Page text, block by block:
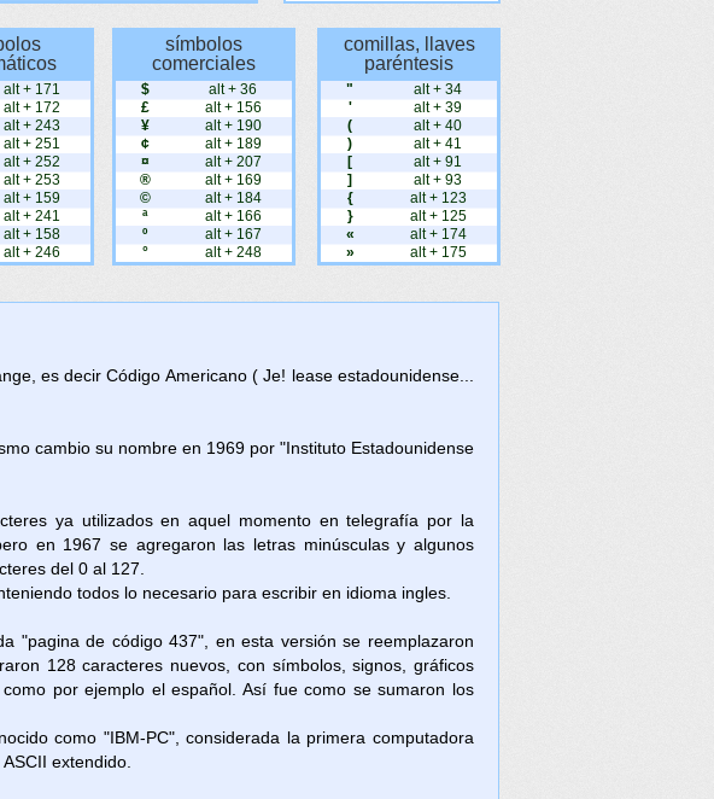
alt + 171
alt + 172
alt + 243
alt + 251
alt + 252
alt + 253
alt + 159
alt + 241
alt + 158
alt + 246
símbolos
comerciales
$
alt + 36
£
alt + 156
¥
alt + 190
¢
alt + 189
¤
alt + 207
®
alt + 169
©
alt + 184
ª
alt + 166
º
alt + 167
°
alt + 248
comillas, llaves
paréntesis
"
alt + 34
'
alt + 39
(
alt + 40
)
alt + 41
[
alt + 91
]
alt + 93
{
alt + 123
}
alt + 125
«
alt + 174
»
alt + 175
es decir Código Americano ( Je! lease estadounidense...
cambio su nombre en 1969 por "Instituto Estadounidense
ya utilizados en aquel momento en telegrafía por la
en 1967 se agregaron las letras minúsculas y algunos
del 0 al 127.
todos lo necesario para escribir en idioma ingles.
"pagina de código 437", en esta versión se reemplazaron
128 caracteres nuevos, con símbolos, signos, gráficos
por ejemplo el español. Así fue como se sumaron los
como "IBM-PC", considerada la primera computadora
extendido.